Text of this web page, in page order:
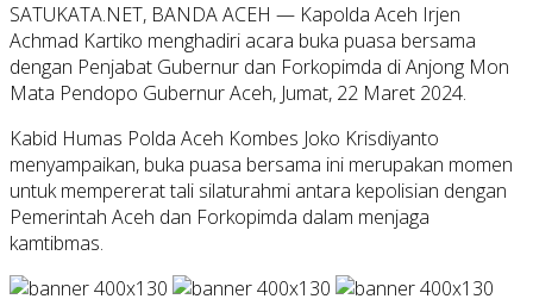
SATUKATA.NET, BANDA ACEH — Kapolda Aceh Irjen
Achmad Kartiko menghadiri acara buka puasa bersama
dengan Penjabat Gubernur dan Forkopimda di Anjong Mon
Mata Pendopo Gubernur Aceh, Jumat, 22 Maret 2024.
Kabid Humas Polda Aceh Kombes Joko Krisdiyanto
menyampaikan, buka puasa bersama ini merupakan momen
untuk mempererat tali silaturahmi antara kepolisian dengan
Pemerintah Aceh dan Forkopimda dalam menjaga
kamtibmas.